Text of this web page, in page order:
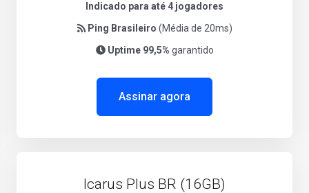
Indicado para até 4 jogadores
Ping Brasileiro (Média de 20ms)
Uptime 99,5% garantido
Assinar agora
Icarus Plus BR (16GB)